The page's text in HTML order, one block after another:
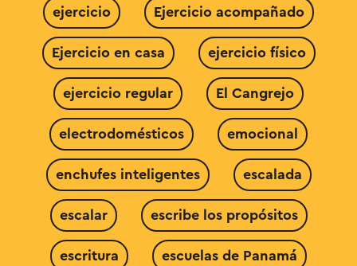
ejercicio Ejercicio acompañado
Ejercicio en casa ejercicio físico
ejercicio regular El Cangrejo
electrodomésticos emocional
enchufes inteligentes escalada
escalar escribe los propósitos
escritura escuelas de Panamá